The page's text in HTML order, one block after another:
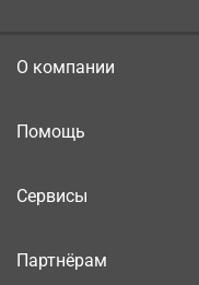
О компании
Помощь
Сервисы
Партнёрам